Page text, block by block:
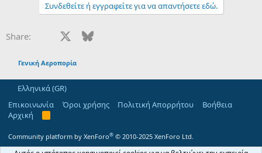
Συνδεθείτε ή εγγραφείτε για να απαντήσετε εδώ.
Share: Facebook Bluesky
Γενική Αεροπορία
Ελληνικά (GR)
Επικοινωνία
Όροι χρήσης Πολιτική Απορρήτου
Βοήθεια
Αρχική
R
Community platform by XenForo® © 2010-2025 XenForo Ltd.